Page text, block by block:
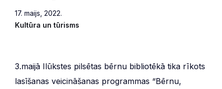
17. maijs, 2022.
Kultūra un tūrisms
3.maijā Ilūkstes pilsētas bērnu bibliotēkā tika rīkots
lasīšanas veicināšanas programmas “Bērnu,